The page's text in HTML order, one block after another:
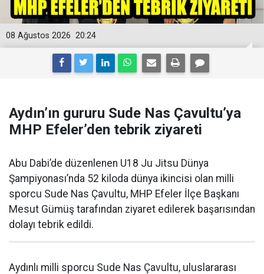
20:24
08 Ağustos 2026
Aydın’ın gururu Sude Nas Çavultu’ya
MHP Efeler’den tebrik ziyareti
Abu Dabi’de düzenlenen U18 Ju Jitsu Dünya
Şampiyonası’nda 52 kiloda dünya ikincisi olan milli
sporcu Sude Nas Çavultu, MHP Efeler İlçe Başkanı
Mesut Gümüş tarafından ziyaret edilerek başarısından
dolayı tebrik edildi.
Aydınlı milli sporcu Sude Nas Çavultu, uluslararası